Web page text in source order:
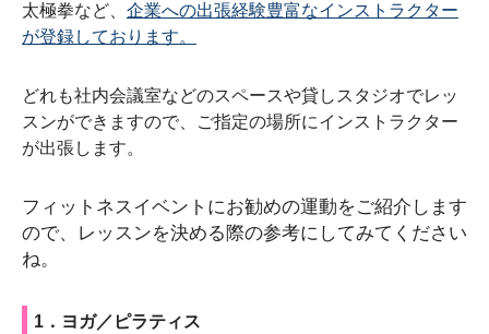
太極拳など、 企業への出張経験豊富なインストラクター
が登録しております。
どれも社内会議室などのスペースや貸しスタジオでレッ
スンができますので、ご指定の場所にインストラクター
が出張します。
フィットネスイベントにお勧めの運動をご紹介します
ので、レッスンを決める際の参考にしてみてください
ね。
1．ヨガ／ピラティス